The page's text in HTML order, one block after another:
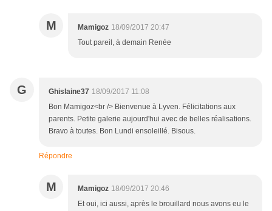
M Mamigoz 18/09/2017 20:47
Tout pareil, à demain Renée
G Ghislaine37 18/09/2017 11:08
Bon Mamigoz<br /> Bienvenue à Lyven. Félicitations aux
parents. Petite galerie aujourd'hui avec de belles réalisations.
Bravo à toutes. Bon Lundi ensoleillé. Bisous.
Répondre
M Mamigoz 18/09/2017 20:46
Et oui, ici aussi, après le brouillard nous avons eu le